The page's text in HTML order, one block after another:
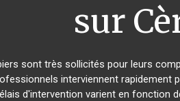
sur
sont très sollicités pour leurs
interviennent rapidement
d'intervention varient en fonction